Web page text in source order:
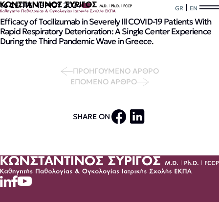
GR | EN
16 ΣΕΠΤΕΜΒΡΙΟΥ 2024
Efficacy of Tocilizumab in Severely Ill COVID-19 Patients With
Rapid Respiratory Deterioration: A Single Center Experience
During the Third Pandemic Wave in Greece.
ΠΡΟΗΓΟΥΜΕΝΟ ΑΡΘΡΟ
SHARE ON
ΕΠΟΜΕΝΟ ΑΡΘΡΟ